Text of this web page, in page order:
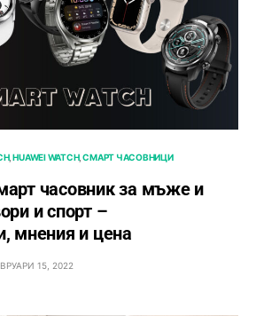
HUAWEI WATCH СМАРТ ЧАСОВНИЦИ
часовник за мъже и
и спорт –
мнения и цена
15, 2022